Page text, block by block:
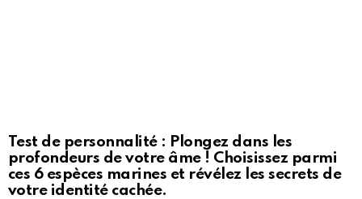
Test de personnalité : Plongez dans les
profondeurs de votre âme ! Choisissez parmi
ces 6 espèces marines et révélez les secrets de
votre identité cachée.